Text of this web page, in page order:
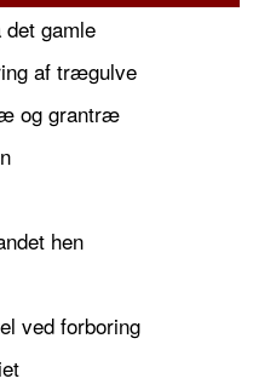
gamle
af trægulve
og grantræ
hen
ved forboring